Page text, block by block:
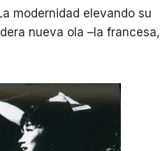
modernidad elevando su
nueva ola –la francesa,